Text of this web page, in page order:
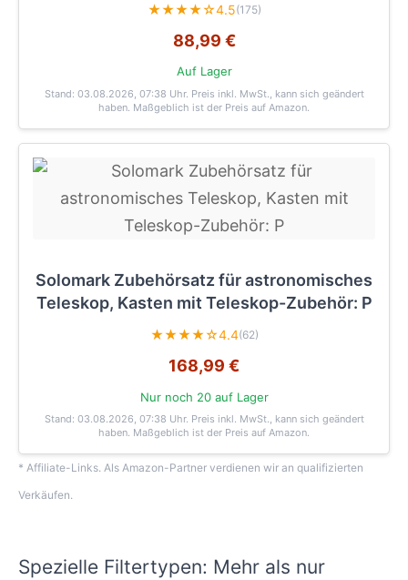
★★★★☆4.5(175)
88,99 €
Auf Lager
Stand: 03.08.2026, 07:38 Uhr. Preis inkl. MwSt., kann sich geändert
haben. Maßgeblich ist der Preis auf Amazon.
Solomark Zubehörsatz für astronomisches
Teleskop, Kasten mit Teleskop-Zubehör: P
★★★★☆4.4(62)
168,99 €
Nur noch 20 auf Lager
Stand: 03.08.2026, 07:38 Uhr. Preis inkl. MwSt., kann sich geändert
haben. Maßgeblich ist der Preis auf Amazon.
* Affiliate-Links. Als Amazon-Partner verdienen wir an qualifizierten
Verkäufen.
Spezielle Filtertypen: Mehr als nur